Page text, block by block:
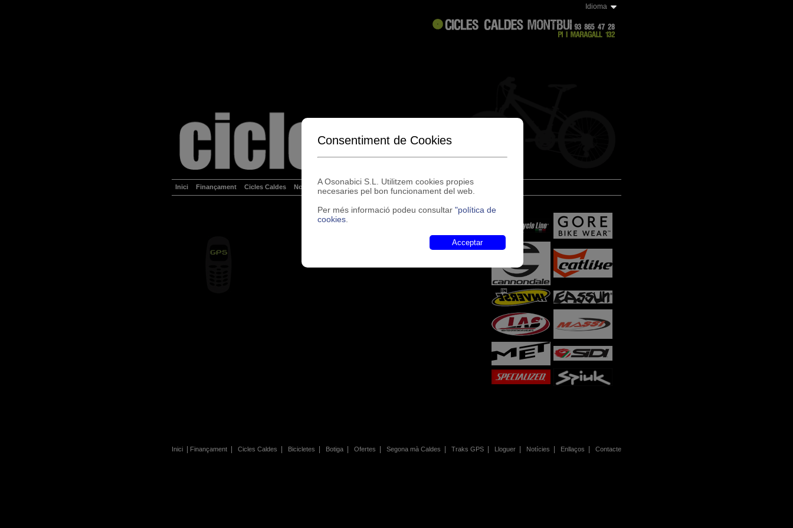
Consentiment de Cookies
A Osonabici S.L. Utilitzem cookies propies
necesaries pel bon funcionament del web.
Per més informació podeu consultar "política de
cookies.
Acceptar
Idioma
Inici Finançament Cicles Caldes Notícies Enllaços Contacte
Inici Finançament Cicles Caldes Bicicletes Botiga Ofertes Segona mà Caldes Traks GPS Lloguer Notícies Enllaços Contacte